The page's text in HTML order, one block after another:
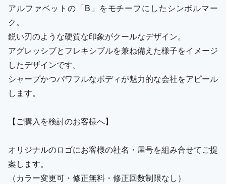
アルファベットの「B」をモチーフにしたシンボルマー
ク。
鋭い刃のような硬質な印象がクールなデザイン。
アグレッシブとフレキシブルを兼ね備えた様子をイメージ
したデザインです。
シャープかつパワフルなボディが魅力的な会社をアピール
します。
【ご購入を検討のお客様へ】
オリジナルのロゴにお客様の社名・屋号を組み合せてご提
案します。
（カラー変更可・修正無料・修正回数制限なし）